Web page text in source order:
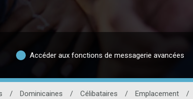
Accéder aux fonctions de messagerie avancées
/ Dominicaines / Célibataires / Emplacement /